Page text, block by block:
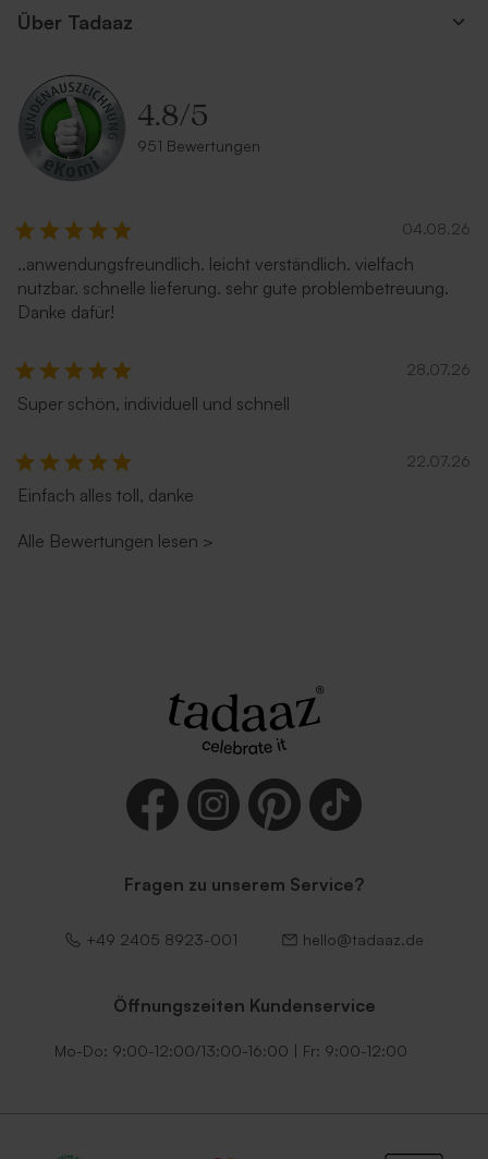
Über Tadaaz
4.8/5
951 Bewertungen
04.08.26
..anwendungsfreundlich. leicht verständlich. vielfach
nutzbar. schnelle lieferung. sehr gute problembetreuung.
Danke dafür!
28.07.26
Super schön, individuell und schnell
22.07.26
Einfach alles toll, danke
Alle Bewertungen lesen >
Fragen zu unserem Service?
+49 2405 8923-001 hello@tadaaz.de
Öffnungszeiten Kundenservice
Mo-Do: 9:00-12:00/13:00-16:00 | Fr: 9:00-12:00